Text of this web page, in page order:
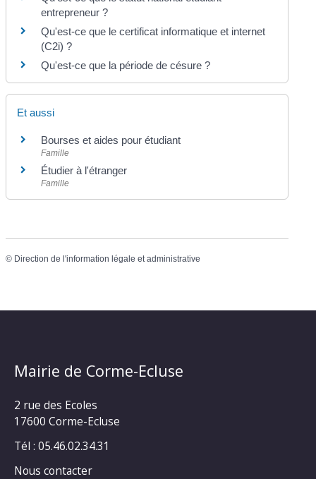
entrepreneur ?
Qu'est-ce que le certificat informatique et internet
(C2i) ?
Qu'est-ce que la période de césure ?
Et aussi
Bourses et aides pour étudiant
Famille
Étudier à l'étranger
Famille
© Direction de l'information légale et administrative
Mairie de Corme-Ecluse
2 rue des Ecoles
17600 Corme-Ecluse
Tél : 05.46.02.34.31
Nous contacter